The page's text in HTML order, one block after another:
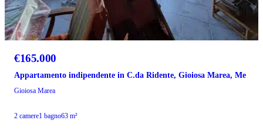
€165.000
Appartamento indipendente in C.da Ridente, Gioiosa Marea, Me
Gioiosa Marea
2 camere1 bagno63 m²